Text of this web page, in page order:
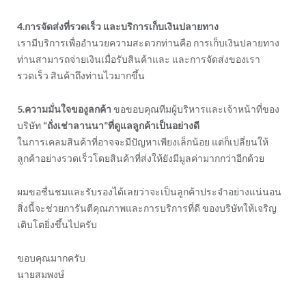
4.การจัดส่งที่รวดเร็ว และบริการเก็บเงินปลายทาง
เรามีบริการเพื่ออำนวยความสะดวกท่านคือ การเก็บเงินปลายทาง
ท่านสามารถจ่ายเงินเมื่อรับสินค้าและ และการจัดส่งของเรา
รวดเร็ว สินค้าถึงท่านไวมากขึ้น
5.ความมั่นใจของูลกค้า ขอขอบคุณทีมผู้บริหารและเจ้าหน้าที่ของ
บริษัท “ถั่งเช่าลานนา”ที่ดูแลลูกค้าเป็นอย่างดี
ในการเคลมสินค้าที่อาจจะมีปัญหาเพียงเล็กน้อย แต่ก็เปลี่ยนให้
ลูกค้าอย่างรวดเร็วโดยสินค้าที่ส่งให้ยังมีมูลค่ามากกว่าอีกด้วย
ผมขอชื่นชมและรับรองได้เลยว่าจะเป็นลูกค้าประจำอย่างแน่นอน
สิ่งนี้จะช่วยการันตีคุณภาพและการบริการที่ดี ของบริษัทให้เจริญ
เติบโตยิ่งขึ้นไปครับ
ขอบคุณมากครับ
นายสมพงษ์